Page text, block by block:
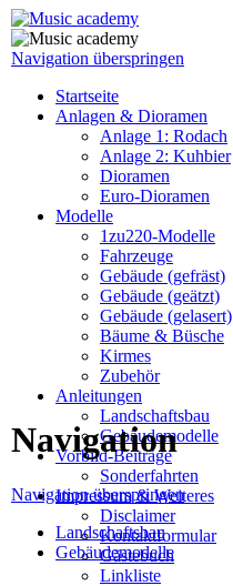
Navigation überspringen
Startseite
Anlagen & Dioramen
Anlage 1: Rodach
Anlage 2: Kuhbier
Dioramen
Euro-Dioramen
Modelle
1zu220-Modelle
Fahrzeuge
Gebäude (gefräst)
Gebäude (geätzt)
Gebäude (gelasert)
Bäume & Büsche
Kirmes
Zubehör
Anleitungen
Landschaftsbau
Gebäudemodelle
Vorbild-Beiträge
Sonderfahrten
Impressum & Weiteres
Disclaimer
Kontaktformular
Gästebuch
Linkliste
Navigation
Navigation überspringen
Landschaftsbau
Gebäudemodelle